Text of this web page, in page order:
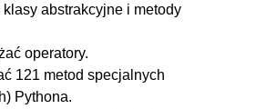
ma
abstrakcyjne i metody
operatory.
121 metod specjalnych
Pythona.